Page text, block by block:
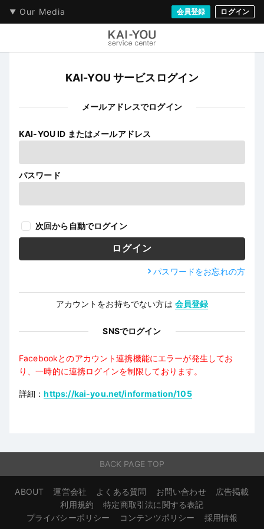
Our Media 会員登録 ログイン
KAI-YOU サービスログイン
メールアドレスでログイン
KAI-YOU ID またはメールアドレス
パスワード
次回から自動でログイン
パスワードをお忘れの方
アカウントをお持ちでない方は 会員登録
SNSでログイン
Facebookとのアカウント連携機能にエラーが発生してお
り、一時的に連携ログインを制限しております。
詳細：https://kai-you.net/information/105
BACK PAGE TOP
ABOUT 運営会社 よくある質問 お問い合わせ
広告掲載
利用規約
特定商取引法に関する表記
プライバシーポリシー
コンテンツポリシー 採用情報